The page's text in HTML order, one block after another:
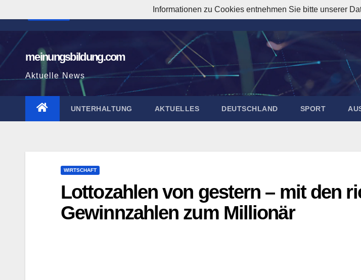
Inhalt
springen
meinungsbildung.com
Aktuelle News
UNTERHALTUNG AKTUELLES DEUTSCHLAND SPORT
WIRTSCHAFT
Lottozahlen von gestern – mit den
Gewinnzahlen zum Millionär
Informationen zu Cookies entnehmen Sie bitte unserer